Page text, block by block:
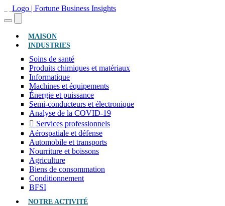
MAISON(ACTUEL)
INDUSTRIES
Soins de santé
Produits chimiques et matériaux
Informatique
Machines et équipements
Énergie et puissance
Semi-conducteurs et électronique
Analyse de la COVID-19
Services professionnels
Aérospatiale et défense
Automobile et transports
Nourriture et boissons
Agriculture
Biens de consommation
Conditionnement
BFSI
NOTRE ACTIVITÉ